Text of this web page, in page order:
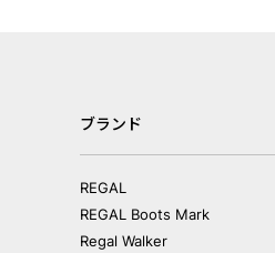
ブランド
REGAL
REGAL Boots Mark
Regal Walker